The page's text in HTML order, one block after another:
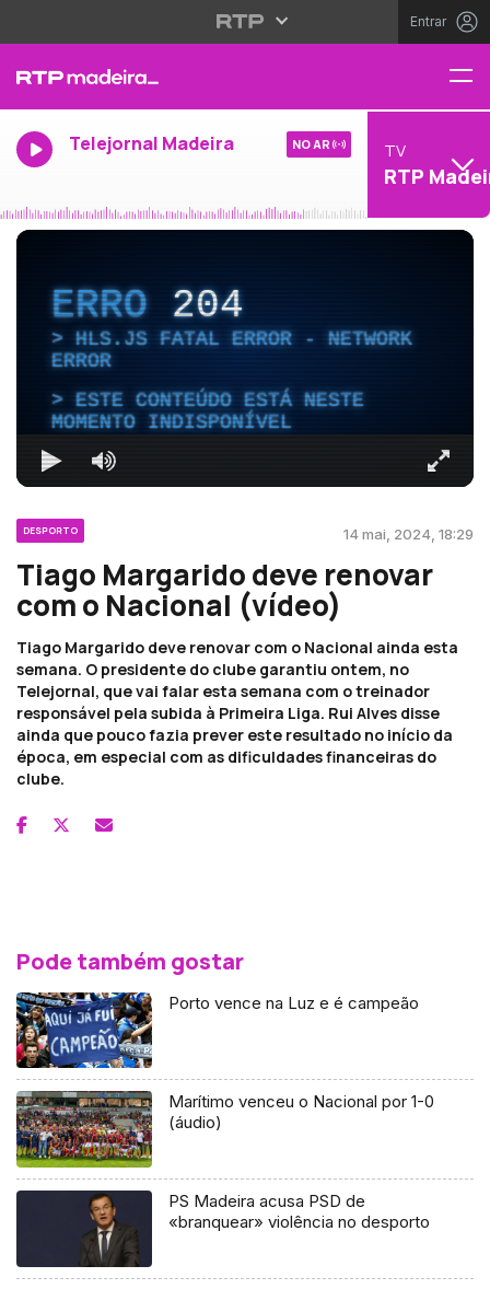
Entrar
Telejornal Madeira NO AR TV
RTP
ERRO204
HLS.JS FATAL ERROR - NETWORK
ERROR
ESTE CONTEÚDO ESTÁ NESTE
MOMENTO INDISPONÍVEL
DESPORTO 14 mai, 2024, 18:29
Tiago Margarido deve renovar
com o Nacional (vídeo)
Tiago Margarido deve renovar com o Nacional ainda esta
semana. O presidente do clube garantiu ontem, no
Telejornal, que vai falar esta semana com o treinador
responsável pela subida à Primeira Liga. Rui Alves disse
ainda que pouco fazia prever este resultado no início da
época, em especial com as dificuldades financeiras do
clube.
Pode também gostar
Porto vence na Luz e é campeão
Marítimo venceu o Nacional por 1-0
(áudio)
PS Madeira acusa PSD de
«branquear» violência no desporto